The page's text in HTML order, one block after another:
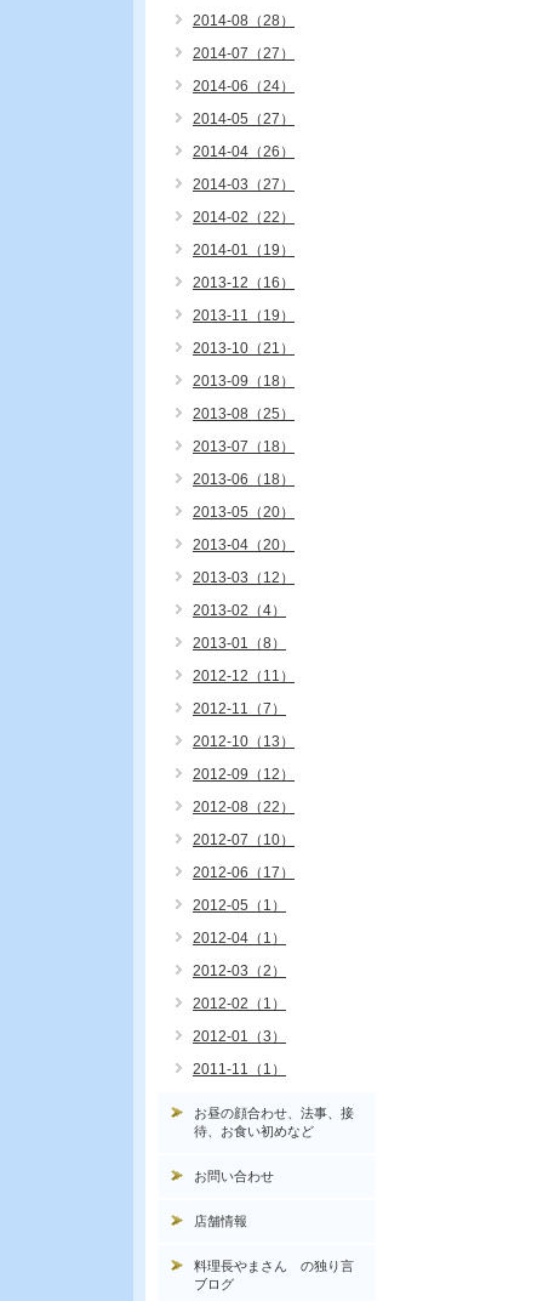
2014-08（28）
2014-07（27）
2014-06（24）
2014-05（27）
2014-04（26）
2014-03（27）
2014-02（22）
2014-01（19）
2013-12（16）
2013-11（19）
2013-10（21）
2013-09（18）
2013-08（25）
2013-07（18）
2013-06（18）
2013-05（20）
2013-04（20）
2013-03（12）
2013-02（4）
2013-01（8）
2012-12（11）
2012-11（7）
2012-10（13）
2012-09（12）
2012-08（22）
2012-07（10）
2012-06（17）
2012-05（1）
2012-04（1）
2012-03（2）
2012-02（1）
2012-01（3）
2011-11（1）
お昼の顔合わせ、法事、接
待、お食い初めなど
お問い合わせ
店舗情報
料理長やまさん の独り言
ブログ